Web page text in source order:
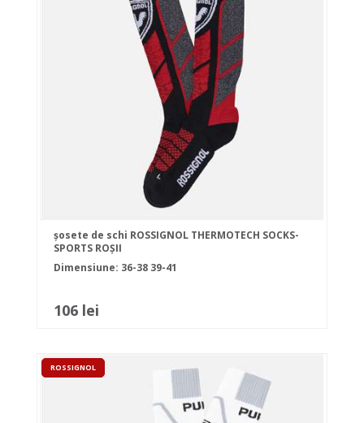
șosete de schi ROSSIGNOL THERMOTECH SOCKS-
SPORTS ROȘII
Dimensiune: 36-38 39-41
106 lei
ROSSIGNOL